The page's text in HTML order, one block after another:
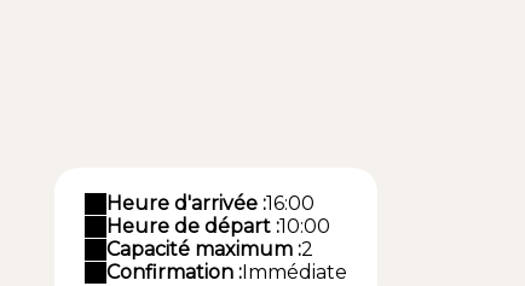
Heure d'arrivée :16:00
Heure de départ :10:00
Capacité maximum :2
Confirmation : Immédiate